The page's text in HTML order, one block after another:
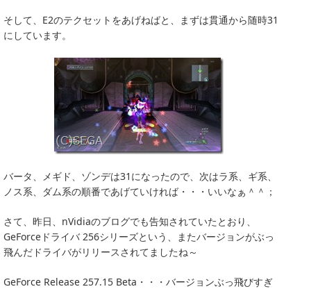
そして、E2のテクセットをあげねばと、まずは貫通から随時31
にしています。
バータ、メギド、ゾンデは31になったので、次はラ系、ギ系、
ノス系、ダム系の順番であげていければ・・・いいなぁ＾＾；
さて、昨日、nVidiaのブログでも告知されていたとおり、
GeForceドライバ 256シリーズという、またバージョンがぶっ
飛んだドライバがリリースされてましたね～
GeForce Release 257.15 Beta・・・バージョンぶっ飛びすぎ